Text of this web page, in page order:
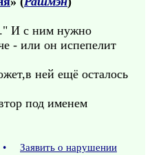
И с ним нужно
- или он испепелит
ней ещё осталось
под именем
• Заявить о нарушении